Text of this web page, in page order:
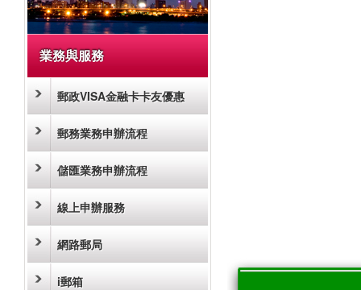
業務與服務
郵政VISA金融卡卡友優惠
郵務業務申辦流程
儲匯業務申辦流程
線上申辦服務
網路郵局
i郵箱